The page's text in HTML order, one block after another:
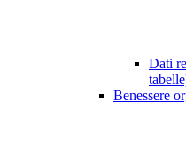
Dati
Benessere